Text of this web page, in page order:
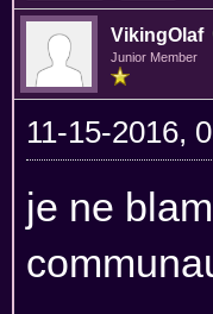
VikingOlaf
Junior Member
11-15-2016,
je ne